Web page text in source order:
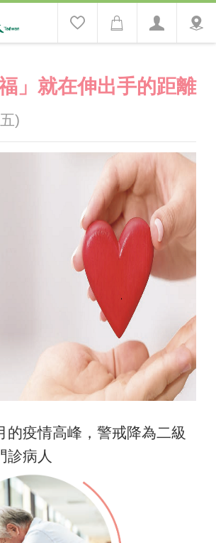
」就在伸出手的距離
)
的疫情高峰，警戒降為二級
診病人